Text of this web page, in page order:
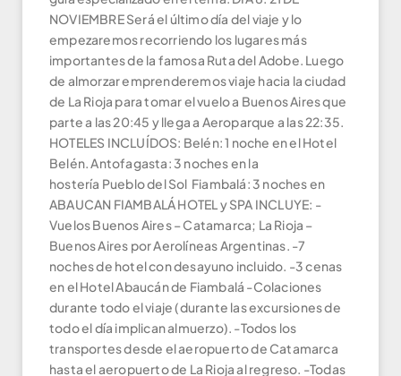
NOVIEMBRE Será el último día del viaje y lo
empezaremos recorriendo los lugares más
importantes de la famosa Ruta del Adobe. Luego
de almorzar emprenderemos viaje hacia la ciudad
de La Rioja para tomar el vuelo a Buenos Aires que
parte a las 20:45 y llega a Aeroparque a las 22:35.
HOTELES INCLUÍDOS: Belén: 1 noche en el Hotel
Belén. Antofagasta: 3 noches en la
hostería Pueblo del Sol Fiambalá: 3 noches en
ABAUCAN FIAMBALÁ HOTEL y SPA INCLUYE: -
Vuelos Buenos Aires – Catamarca; La Rioja –
Buenos Aires por Aerolíneas Argentinas. -7
noches de hotel con desayuno incluido. -3 cenas
en el Hotel Abaucán de Fiambalá -Colaciones
durante todo el viaje (durante las excursiones de
todo el día implican almuerzo). -Todos los
transportes desde el aeropuerto de Catamarca
hasta el aeropuerto de La Rioja al regreso. -Todas